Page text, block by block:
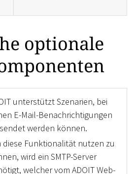
optionale
unterstützt Szenarien, bei
E-Mail-Benachrichtigungen
werden können.
diese Funktionalität nutzen zu
wird ein SMTP-Server
welcher vom ADOIT Web-